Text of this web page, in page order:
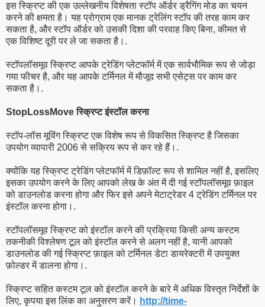
इस स्क्रिप्ट की एक उल्लेखनीय विशेषता स्टॉप ऑर्डर ड्रैगिंग मोड का चयन
करने की क्षमता है। यह प्रोग्राम एक मानक ट्रेलिंग स्टॉप की तरह काम कर
सकता है, और स्टॉप ऑर्डर को उसकी दिशा की परवाह किए बिना, कीमत से
एक विशिष्ट दूरी पर ले जा सकता है।.
स्टॉपलॉसमूव स्क्रिप्ट आपके ट्रेडिंग प्लेटफॉर्म में एक सार्वभौमिक रूप से जोड़ा
गया फीचर है, और यह आपके टर्मिनल में मौजूद सभी एसेट्स पर काम कर
सकता है।.
StopLossMove स्क्रिप्ट इंस्टॉल करना
स्टॉप-लॉस मूविंग स्क्रिप्ट एक विशेष रूप से विकसित स्क्रिप्ट है जिसका
उपयोग व्यापारी 2006 से सक्रिय रूप से कर रहे हैं।.
क्योंकि यह स्क्रिप्ट ट्रेडिंग प्लेटफॉर्म में डिफ़ॉल्ट रूप से शामिल नहीं है, इसलिए
इसका उपयोग करने के लिए आपको लेख के अंत में दी गई स्टॉपलॉसमूव फ़ाइल
को डाउनलोड करना होगा और फिर इसे अपने मेटाट्रेडर 4 ट्रेडिंग टर्मिनल पर
इंस्टॉल करना होगा।.
स्टॉपलॉसमूव स्क्रिप्ट को इंस्टॉल करने की प्रक्रिया किसी अन्य कस्टम
तकनीकी विश्लेषण टूल को इंस्टॉल करने से अलग नहीं है, यानी आपको
डाउनलोड की गई स्क्रिप्ट फ़ाइल को टर्मिनल डेटा डायरेक्टरी में उपयुक्त
फ़ोल्डर में डालना होगा।.
स्क्रिप्ट सहित कस्टम टूल को इंस्टॉल करने के बारे में अधिक विस्तृत निर्देशों के
लिए, कृपया इस लिंक का अनुसरण करें।
http://time-